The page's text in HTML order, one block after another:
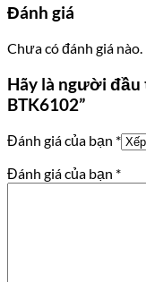
Đánh giá
Chưa có đánh giá nào.
Hãy là người đầu
BTK6102”
Đánh giá của bạn *
Đánh giá của bạn *